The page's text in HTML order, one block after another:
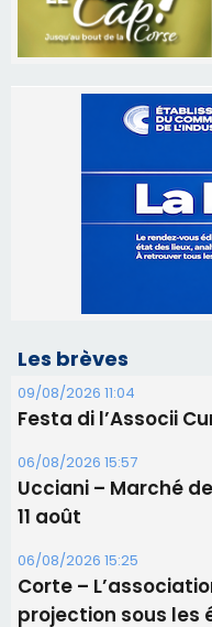
Festa di l’Associi
06/08/2026 15:57
06/08/2026 15:25
Corte –
projection sous les
06/08/2026 15:04
Alata - Soirée
Benedetto
05/08/2026 09:53
Biguglia : messe
procession le 14